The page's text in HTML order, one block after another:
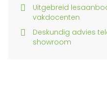
Uitgebreid
vakdocenten
Deskundig advies
showroom